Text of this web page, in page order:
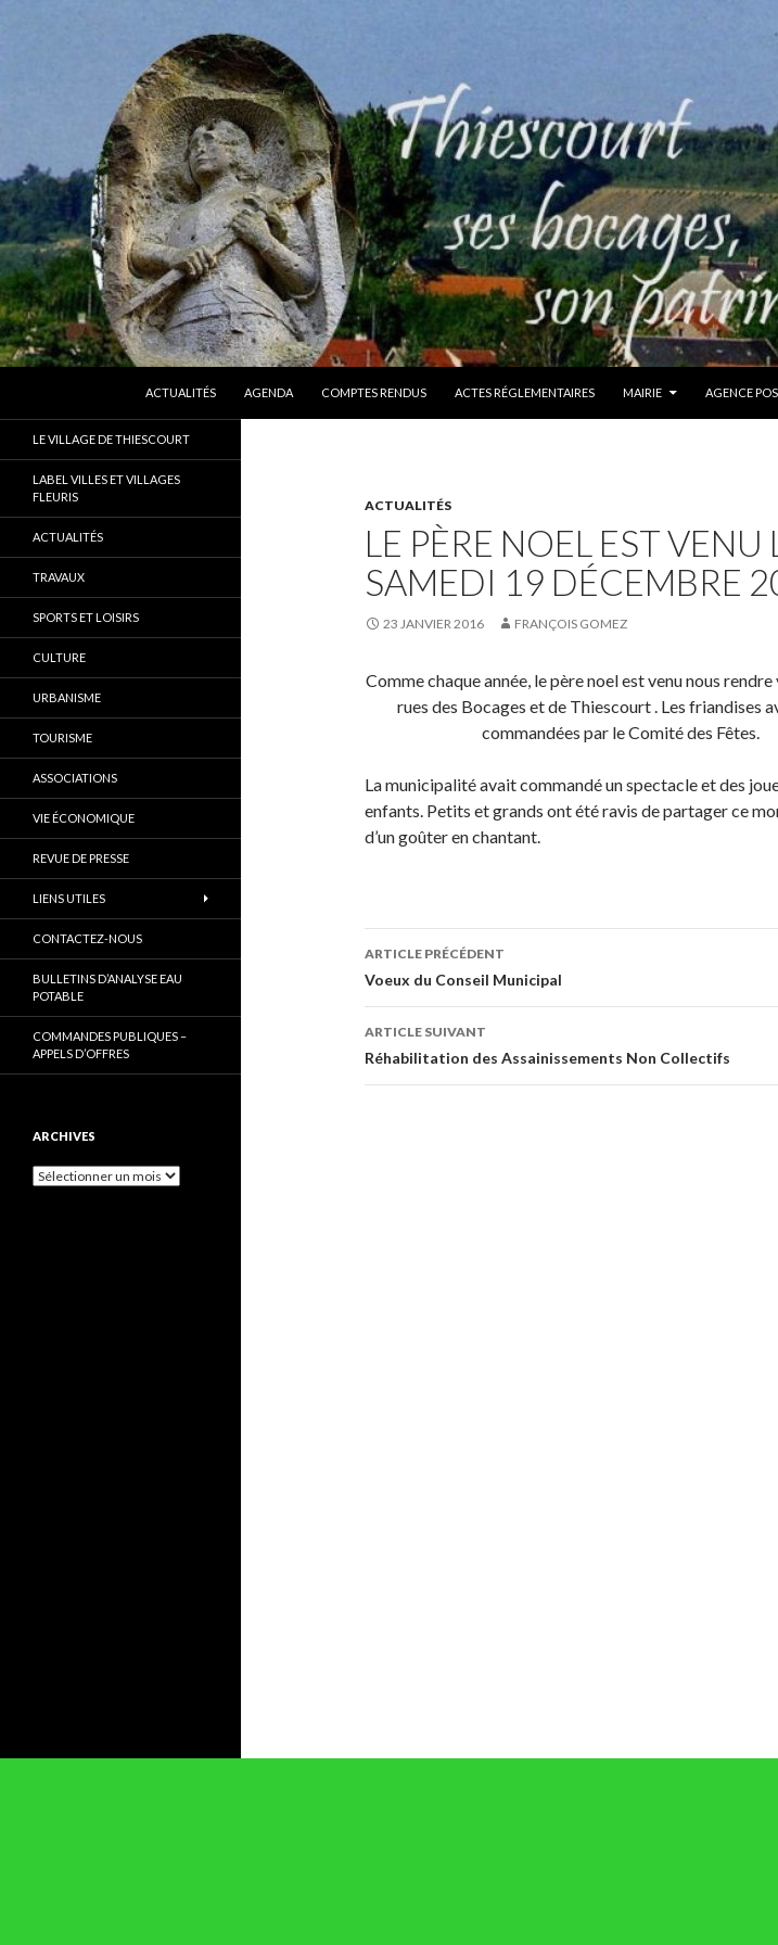
ACTUALITÉS
AGENDA COMPTES RENDUS ACTES RÉGLEMENTAIRES MAIRIE AGENCE
ACTUALITÉS
LE PÈRE NOEL EST VENU
SAMEDI 19 DÉCEMBRE
23 JANVIER 2016 FRANÇOIS GOMEZ
Comme chaque année, le père noel est venu nous
rues des Bocages et de Thiescourt . Les friandises
commandées par le Comité des Fêtes.
La municipalité avait commandé un spectacle et des
enfants. Petits et grands ont été ravis de partager ce
d’un goûter en chantant.
Navigation
des
articles
ARTICLE PRÉCÉDENT
Voeux du Conseil Municipal
ARTICLE SUIVANT
Réhabilitation des Assainissements Non Collectifs
Thiescourt (Oise)
LE VILLAGE DE THIESCOURT
LABEL VILLES ET VILLAGES
FLEURIS
ACTUALITÉS
TRAVAUX
SPORTS ET LOISIRS
CULTURE
URBANISME
TOURISME
ASSOCIATIONS
VIE ÉCONOMIQUE
REVUE DE PRESSE
LIENS UTILES
CONTACTEZ-NOUS
BULLETINS D’ANALYSE EAU
POTABLE
COMMANDES PUBLIQUES –
APPELS D’OFFRES
ARCHIVES
Archives